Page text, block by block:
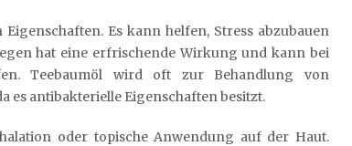
Es kann helfen, Stress abzubauen
hat eine erfrischende Wirkung und kann bei
Teebaumöl wird oft zur Behandlung von
es antibakterielle Eigenschaften besitzt.
oder topische Anwendung auf der Haut.